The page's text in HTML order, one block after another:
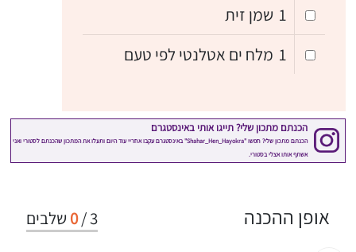
1 שמן זית
1 מלח ים אטלנטי לפי טעם
3
/
0 שלבים אופן ההכנה